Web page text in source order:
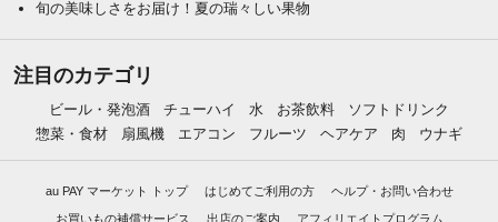
旬の美味しさをお届け！夏の瑞々しい果物
注目のカテゴリ
ビール・発泡酒 チューハイ 水 お茶飲料
ソフトドリンク
惣菜・食材
扇風機 エアコン フルーツ ヘアケア 肉 ウナギ
au PAY マーケット トップ はじめてご利用の方 ヘルプ・お問い合わせ
お買いもの補償サービス 出店のご案内 アフィリエイトプログラム